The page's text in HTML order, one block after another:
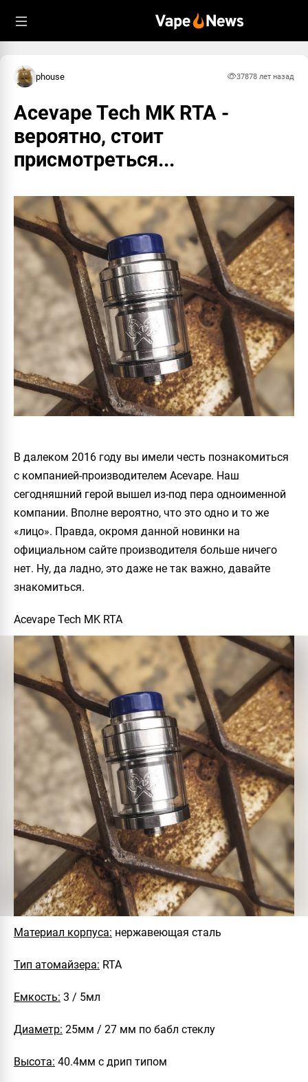
phouse 37878 лет назад
Acevape Tech MK RTA -
вероятно, стоит
присмотреться...
В далеком 2016 году вы имели честь познакомиться
с компанией-производителем Acevape. Наш
сегодняшний герой вышел из-под пера одноименной
компании. Вполне вероятно, что это одно и то же
«лицо». Правда, окромя данной новинки на
официальном сайте производителя больше ничего
нет. Ну, да ладно, это даже не так важно, давайте
знакомиться.
Acevape Tech MK RTA
Материал корпуса: нержавеющая сталь
Тип атомайзера: RTA
Емкость: 3 / 5мл
Диаметр: 25мм / 27 мм по бабл стеклу
Высота: 40.4мм с дрип типом